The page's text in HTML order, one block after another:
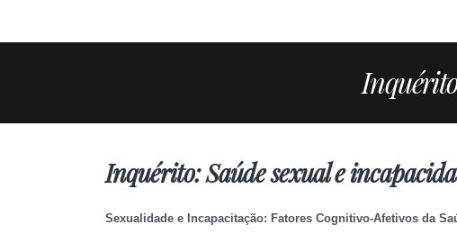
Inquérito: Saúde sexual e
Sexualidade e Incapacitação: Fatores Cognitivo-Afetivos da